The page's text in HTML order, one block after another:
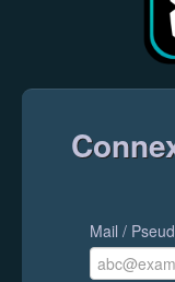
Mail /